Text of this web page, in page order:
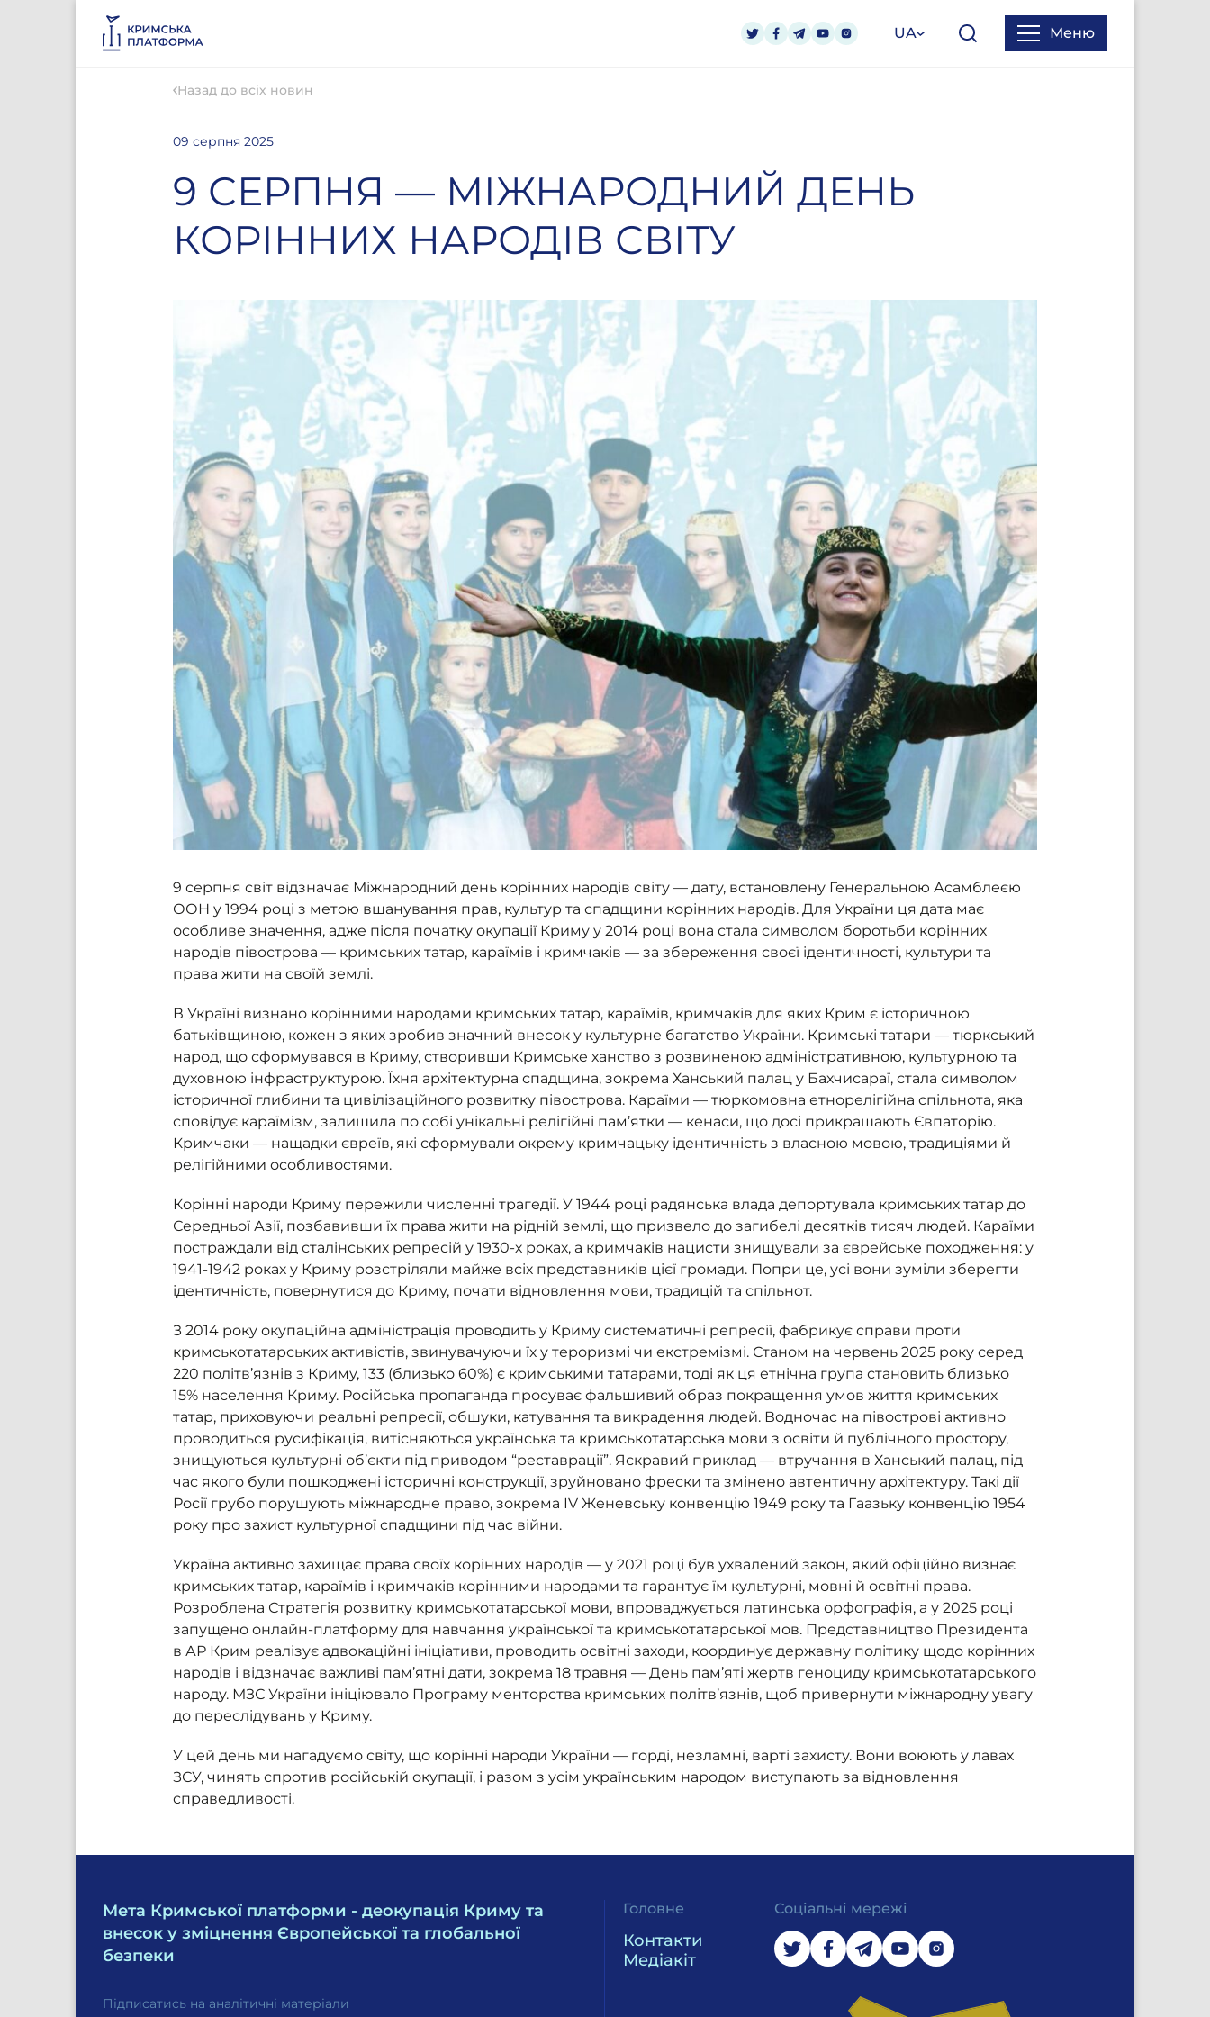
UA Меню
Назад до всіх новин
09 серпня 2025
9 СЕРПНЯ — МІЖНАРОДНИЙ ДЕНЬ
КОРІННИХ НАРОДІВ СВІТУ
9 серпня світ відзначає Міжнародний день корінних народів світу — дату, встановлену Генеральною Асамблеєю
ООН у 1994 році з метою вшанування прав, культур та спадщини корінних народів. Для України ця дата має
особливе значення, адже після початку окупації Криму у 2014 році вона стала символом боротьби корінних
народів півострова — кримських татар, караїмів і кримчаків — за збереження своєї ідентичності, культури та
права жити на своїй землі.
В Україні визнано корінними народами кримських татар, караїмів, кримчаків для яких Крим є історичною
батьківщиною, кожен з яких зробив значний внесок у культурне багатство України. Кримські татари — тюркський
народ, що сформувався в Криму, створивши Кримське ханство з розвиненою адміністративною, культурною та
духовною інфраструктурою. Їхня архітектурна спадщина, зокрема Ханський палац у Бахчисараї, стала символом
історичної глибини та цивілізаційного розвитку півострова. Караїми — тюркомовна етнорелігійна спільнота, яка
сповідує караїмізм, залишила по собі унікальні релігійні пам’ятки — кенаси, що досі прикрашають Євпаторію.
Кримчаки — нащадки євреїв, які сформували окрему кримчацьку ідентичність з власною мовою, традиціями й
релігійними особливостями.
Корінні народи Криму пережили численні трагедії. У 1944 році радянська влада депортувала кримських татар до
Середньої Азії, позбавивши їх права жити на рідній землі, що призвело до загибелі десятків тисяч людей. Караїми
постраждали від сталінських репресій у 1930-х роках, а кримчаків нацисти знищували за єврейське походження: у
1941-1942 роках у Криму розстріляли майже всіх представників цієї громади. Попри це, усі вони зуміли зберегти
ідентичність, повернутися до Криму, почати відновлення мови, традицій та спільнот.
З 2014 року окупаційна адміністрація проводить у Криму систематичні репресії, фабрикує справи проти
кримськотатарських активістів, звинувачуючи їх у тероризмі чи екстремізмі. Станом на червень 2025 року серед
220 політв’язнів з Криму, 133 (близько 60%) є кримськими татарами, тоді як ця етнічна група становить близько
15% населення Криму. Російська пропаганда просуває фальшивий образ покращення умов життя кримських
татар, приховуючи реальні репресії, обшуки, катування та викрадення людей. Водночас на півострові активно
проводиться русифікація, витісняються українська та кримськотатарська мови з освіти й публічного простору,
знищуються культурні об’єкти під приводом “реставрації”. Яскравий приклад — втручання в Ханський палац, під
час якого були пошкоджені історичні конструкції, зруйновано фрески та змінено автентичну архітектуру. Такі дії
Росії грубо порушують міжнародне право, зокрема IV Женевську конвенцію 1949 року та Гаазьку конвенцію 1954
року про захист культурної спадщини під час війни.
Україна активно захищає права своїх корінних народів — у 2021 році був ухвалений закон, який офіційно визнає
кримських татар, караїмів і кримчаків корінними народами та гарантує їм культурні, мовні й освітні права.
Розроблена Стратегія розвитку кримськотатарської мови, впроваджується латинська орфографія, а у 2025 році
запущено онлайн-платформу для навчання української та кримськотатарської мов. Представництво Президента
в АР Крим реалізує адвокаційні ініціативи, проводить освітні заходи, координує державну політику щодо корінних
народів і відзначає важливі пам’ятні дати, зокрема 18 травня — День пам’яті жертв геноциду кримськотатарського
народу. МЗС України ініціювало Програму менторства кримських політв’язнів, щоб привернути міжнародну увагу
до переслідувань у Криму.
У цей день ми нагадуємо світу, що корінні народи України — горді, незламні, варті захисту. Вони воюють у лавах
ЗСУ, чинять спротив російській окупації, і разом з усім українським народом виступають за відновлення
справедливості.
Мета Кримської платформи - деокупація Криму та
внесок у зміцнення Європейської та глобальної
безпеки
Підписатись на аналітичні матеріали
Головне
Контакти
Медіакіт
Соціальні мережі